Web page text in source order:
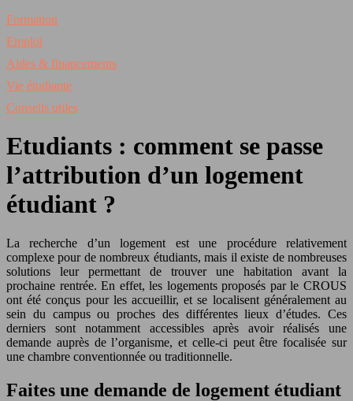
Formation
Emploi
Aides & financements
Vie étudiante
Conseils utiles
Etudiants : comment se passe
l’attribution d’un logement
étudiant ?
La recherche d’un logement est une procédure relativement
complexe pour de nombreux étudiants, mais il existe de nombreuses
solutions leur permettant de trouver une habitation avant la
prochaine rentrée. En effet, les logements proposés par le CROUS
ont été conçus pour les accueillir, et se localisent généralement au
sein du campus ou proches des différentes lieux d’études. Ces
derniers sont notamment accessibles après avoir réalisés une
demande auprès de l’organisme, et celle-ci peut être focalisée sur
une chambre conventionnée ou traditionnelle.
Faites une demande de logement étudiant